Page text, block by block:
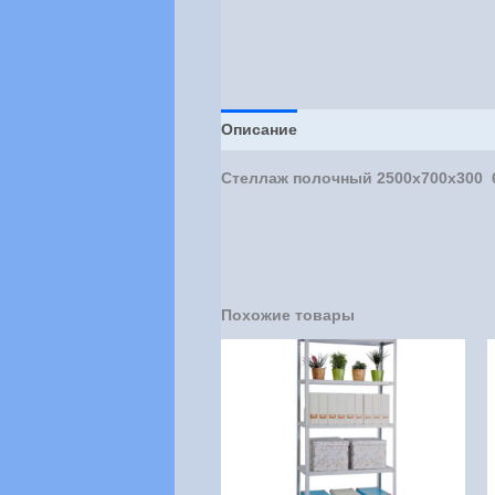
Описание
Стеллаж полочный 2500х700х300
Похожие товары